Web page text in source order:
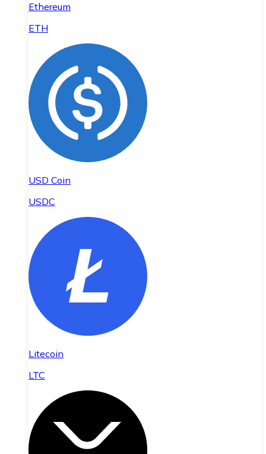
Ethereum
ETH
USD Coin
USDC
Litecoin
LTC